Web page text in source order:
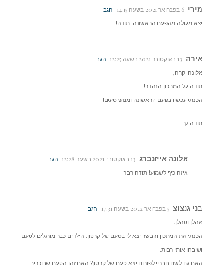
מירי 6 בפברואר 2021 בשעה 14:15
הגב
יצא מעולה מהפעם הראשונה. תודה!
אירה 13 באוקטובר 2021 בשעה 12:25
הגב
אלונה יקרה,
תודה על המתכון הנהדר!
הכנתי עכשיו בפעם הראשונה וממש טעים!
תודה לך
אלונה אייזנברג 13 באוקטובר 2021 בשעה 12:28
הגב
איזה כיף לשמוע! תודה רבה
בני גנצוצ 5 בפברואר 2022 בשעה 17:31
הגב
אהלן וסהלן.
הכנתי את המתכון והבשר יצא לי בטעם של קרטון. הילדים כבר מורגלים לטעם
ושיבחו אותי רבות.
האם גם לשם חבריי לפורום יצא טעם של קרטון? האם זהו הטעם שבוכרים